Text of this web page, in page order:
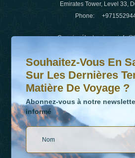
Emirates Tower, Level 33,
Phone:
Courrier électronique:
WhatsApp N°
LIENS
Souhaitez-vous en savoir plus
Abonnez-vous à notre
Souhaitez-Vous En
Sur Les Dernières
Matière De Voyage ?
Abonnez-vous à notre
informé